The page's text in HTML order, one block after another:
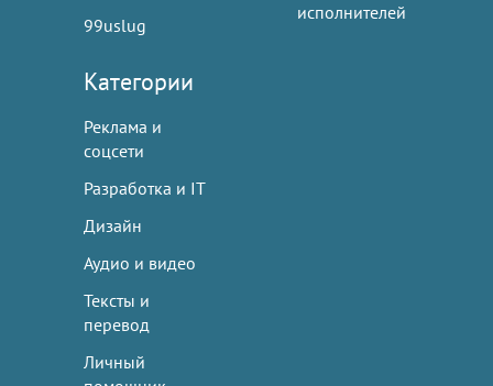
99uslug
исполнителей
Категории
Реклама и
соцсети
Разработка и IT
Дизайн
Аудио и видео
Тексты и
перевод
Личный